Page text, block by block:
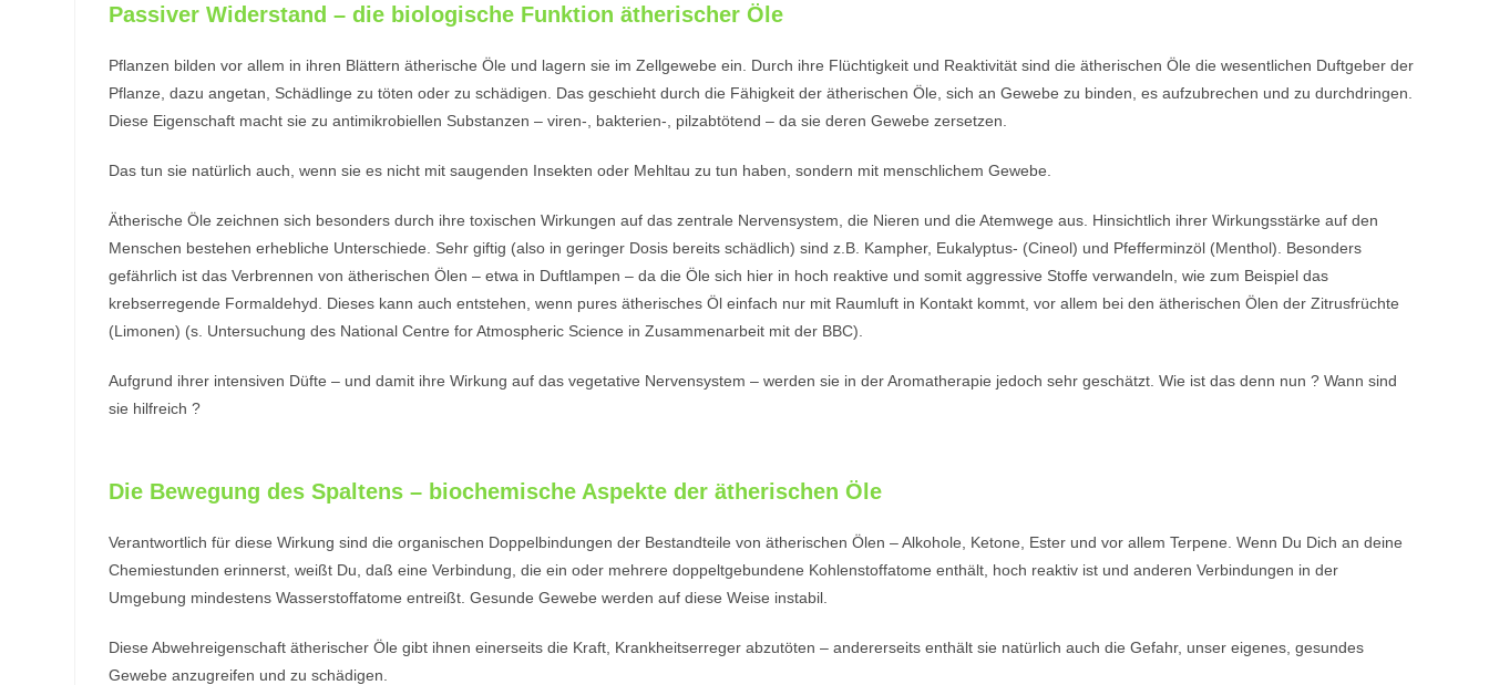
Passiver Widerstand – die biologische Funktion ätherischer Öle
Pflanzen bilden vor allem in ihren Blättern ätherische Öle und lagern sie im Zellgewebe ein. Durch ihre Flüchtigkeit und Reaktivität sind die ätherischen Öle die wesentlichen Duftgeber der
Pflanze, dazu angetan, Schädlinge zu töten oder zu schädigen. Das geschieht durch die Fähigkeit der ätherischen Öle, sich an Gewebe zu binden, es aufzubrechen und zu durchdringen.
Diese Eigenschaft macht sie zu antimikrobiellen Substanzen – viren-, bakterien-, pilzabtötend – da sie deren Gewebe zersetzen.
Das tun sie natürlich auch, wenn sie es nicht mit saugenden Insekten oder Mehltau zu tun haben, sondern mit menschlichem Gewebe.
Ätherische Öle zeichnen sich besonders durch ihre toxischen Wirkungen auf das zentrale Nervensystem, die Nieren und die Atemwege aus. Hinsichtlich ihrer Wirkungsstärke auf den
Menschen bestehen erhebliche Unterschiede. Sehr giftig (also in geringer Dosis bereits schädlich) sind z.B. Kampher, Eukalyptus- (Cineol) und Pfefferminzöl (Menthol). Besonders
gefährlich ist das Verbrennen von ätherischen Ölen – etwa in Duftlampen – da die Öle sich hier in hoch reaktive und somit aggressive Stoffe verwandeln, wie zum Beispiel das
krebserregende Formaldehyd. Dieses kann auch entstehen, wenn pures ätherisches Öl einfach nur mit Raumluft in Kontakt kommt, vor allem bei den ätherischen Ölen der Zitrusfrüchte
(Limonen) (s. Untersuchung des National Centre for Atmospheric Science in Zusammenarbeit mit der BBC).
Aufgrund ihrer intensiven Düfte – und damit ihre Wirkung auf das vegetative Nervensystem – werden sie in der Aromatherapie jedoch sehr geschätzt. Wie ist das denn nun ? Wann sind
sie hilfreich ?
Die Bewegung des Spaltens – biochemische Aspekte der ätherischen Öle
Verantwortlich für diese Wirkung sind die organischen Doppelbindungen der Bestandteile von ätherischen Ölen – Alkohole, Ketone, Ester und vor allem Terpene. Wenn Du Dich an deine
Chemiestunden erinnerst, weißt Du, daß eine Verbindung, die ein oder mehrere doppeltgebundene Kohlenstoffatome enthält, hoch reaktiv ist und anderen Verbindungen in der
Umgebung mindestens Wasserstoffatome entreißt. Gesunde Gewebe werden auf diese Weise instabil.
Diese Abwehreigenschaft ätherischer Öle gibt ihnen einerseits die Kraft, Krankheitserreger abzutöten – andererseits enthält sie natürlich auch die Gefahr, unser eigenes, gesundes
Gewebe anzugreifen und zu schädigen.